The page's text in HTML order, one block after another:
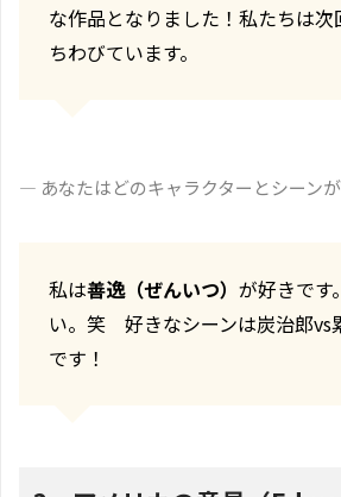
な作品となりました！私たちは
ちわびています。
― あなたはどのキャラクターとシーン
私は善逸（ぜんいつ） が好きです
い。笑 好きなシーンは炭治郎vs
です！